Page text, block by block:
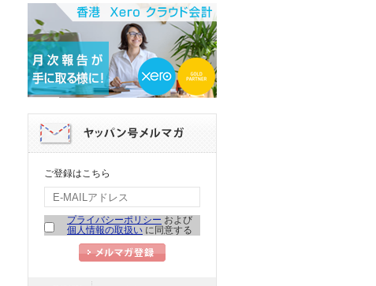
ご登録はこちら
プライバシーポリシー および
個人情報の取扱い に同意する